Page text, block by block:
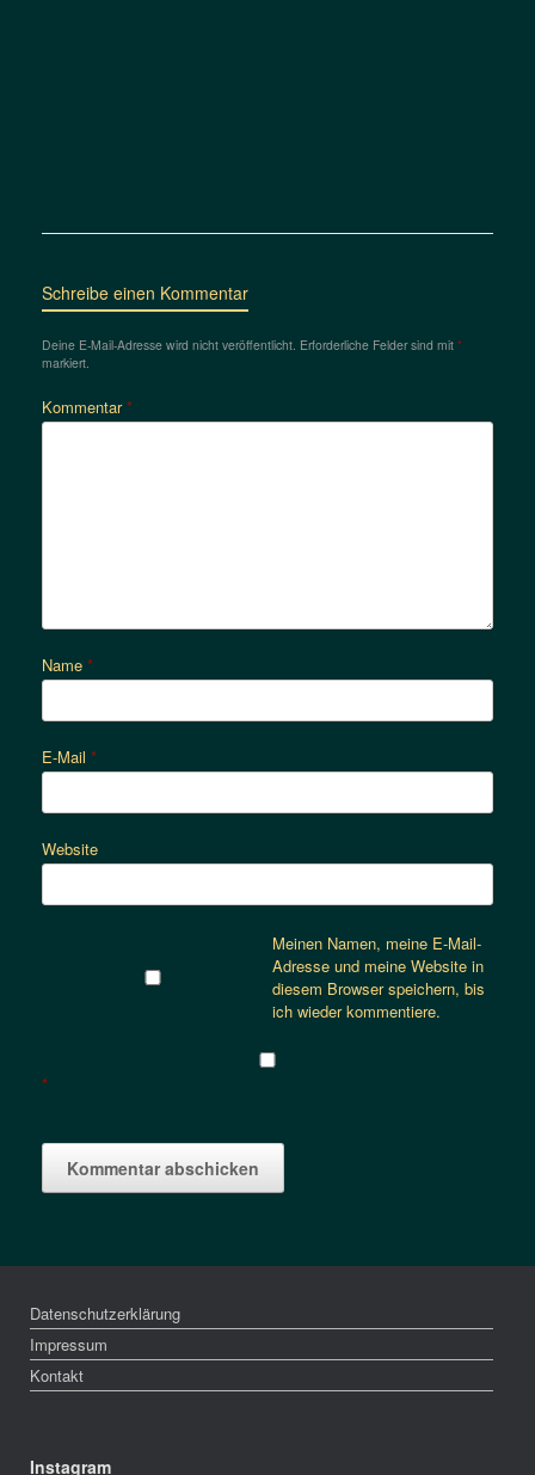
Schreibe einen Kommentar
Deine E-Mail-Adresse wird nicht veröffentlicht. Erforderliche Felder sind mit *
markiert.
Kommentar*
Name *
E-Mail *
Website
Meinen Namen, meine E-Mail-
Adresse und meine Website in
diesem Browser speichern, bis
ich wieder kommentiere.
*
Datenschutzerklärung
Impressum
Kontakt
Instagram